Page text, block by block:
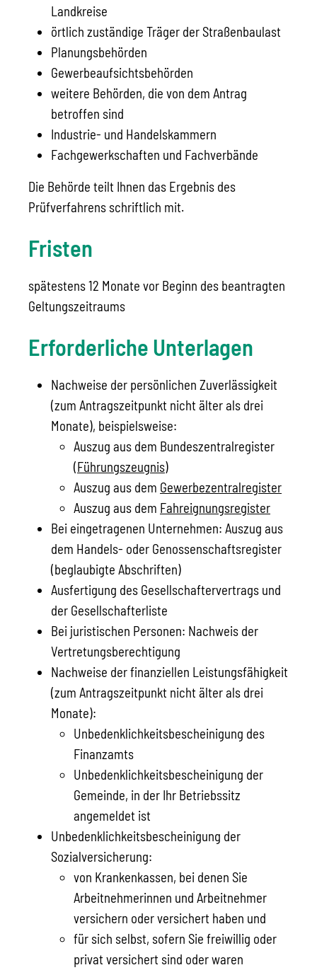
Landkreise
örtlich zuständige Träger der Straßenbaulast
Planungsbehörden
Gewerbeaufsichtsbehörden
weitere Behörden, die von dem Antrag
betroffen sind
Industrie- und Handelskammern
Fachgewerkschaften und Fachverbände
Die Behörde teilt Ihnen das Ergebnis des
Prüfverfahrens schriftlich mit.
Fristen
spätestens 12 Monate vor Beginn des beantragten
Geltungszeitraums
Erforderliche Unterlagen
Nachweise der persönlichen Zuverlässigkeit
(zum Antragszeitpunkt nicht älter als drei
Monate), beispielsweise:
Auszug aus dem Bundeszentralregister
(Führungszeugnis)
Auszug aus dem Gewerbezentralregister
Auszug aus dem Fahreignungsregister
Bei eingetragenen Unternehmen: Auszug aus
dem Handels- oder Genossenschaftsregister
(beglaubigte Abschriften)
Ausfertigung des Gesellschaftervertrags und
der Gesellschafterliste
Bei juristischen Personen: Nachweis der
Vertretungsberechtigung
Nachweise der finanziellen Leistungsfähigkeit
(zum Antragszeitpunkt nicht älter als drei
Monate):
Unbedenklichkeitsbescheinigung des
Finanzamts
Unbedenklichkeitsbescheinigung der
Gemeinde, in der Ihr Betriebssitz
angemeldet ist
Unbedenklichkeitsbescheinigung der
Sozialversicherung:
von Krankenkassen, bei denen Sie
Arbeitnehmerinnen und Arbeitnehmer
versichern oder versichert haben und
für sich selbst, sofern Sie freiwillig oder
privat versichert sind oder waren